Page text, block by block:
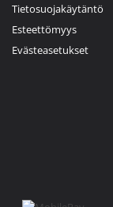
Tietosuojakäytäntö
Esteettömyys
Evästeasetukset